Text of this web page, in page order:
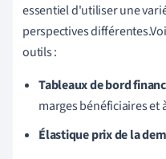
essentiel d'utiliser une
perspectives
outils :
Tableaux de bord
marges bénéficiaires et
Élastique prix de la